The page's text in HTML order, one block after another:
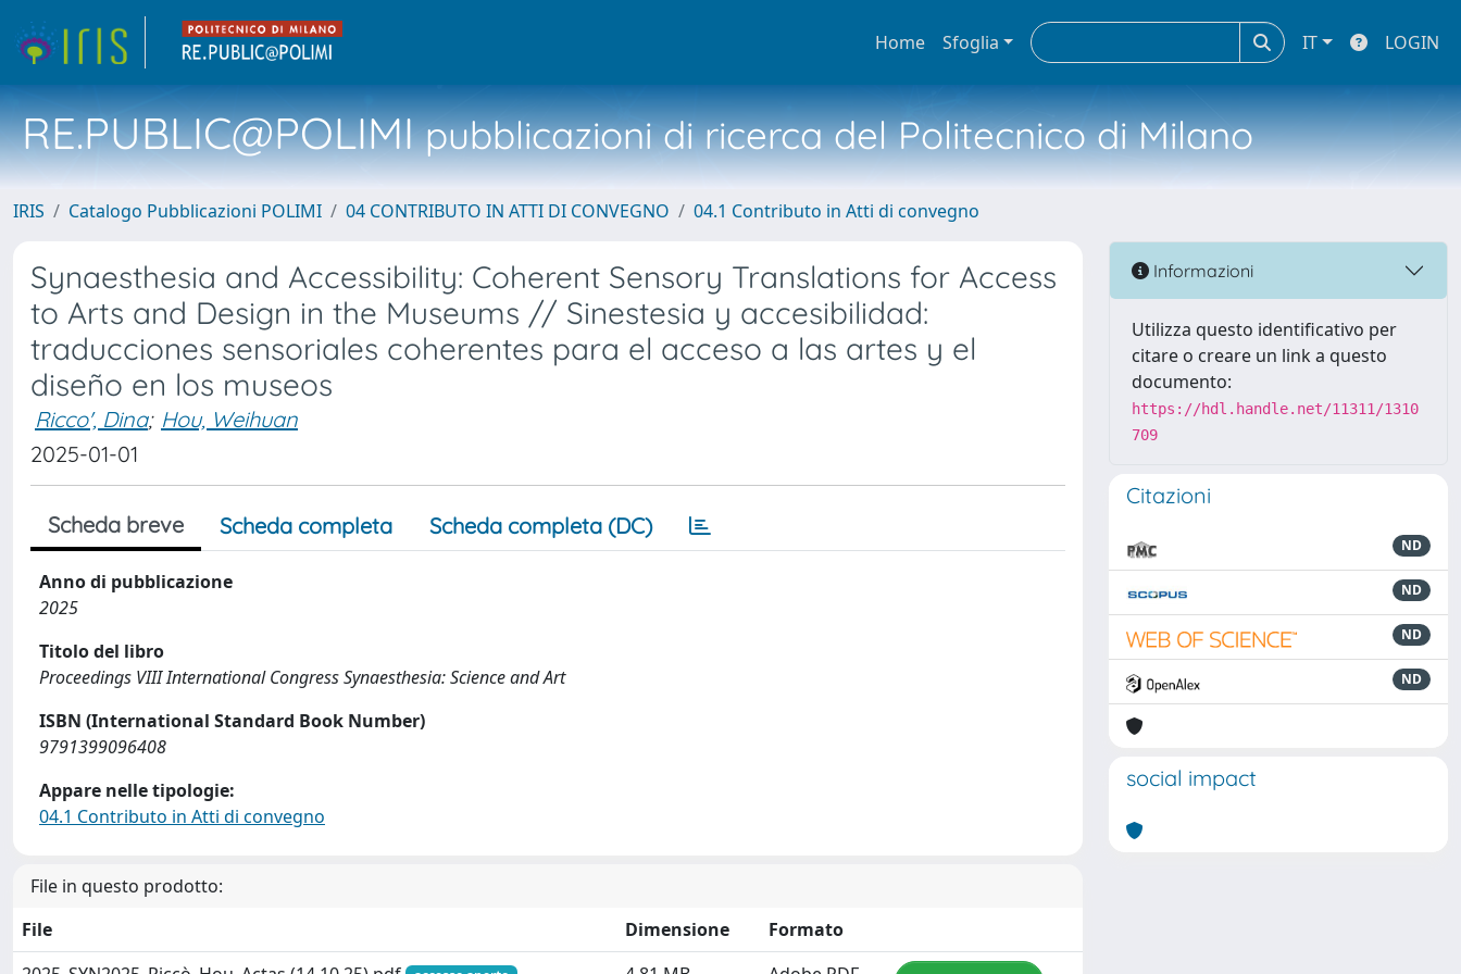
Home Sfoglia IT LOGIN
RE.PUBLIC@POLIMIpubblicazioni di ricerca del Politecnico di Milano
IRIS Catalogo Pubblicazioni POLIMI 04 CONTRIBUTO IN ATTI DI CONVEGNO 04.1 Contributo in Atti di convegno
Synaesthesia and Accessibility: Coherent Sensory Translations for Access
to Arts and Design in the Museums // Sinestesia y accesibilidad:
traducciones sensoriales coherentes para el acceso a las artes y el
diseño en los museos
Ricco', Dina; Hou, Weihuan
2025-01-01
Scheda breve Scheda completa Scheda completa (DC)
Anno di pubblicazione
2025
Titolo del libro
Proceedings VIII International Congress Synaesthesia: Science and Art
ISBN (International Standard Book Number)
9791399096408
Appare nelle tipologie:
04.1 Contributo in Atti di convegno
File in questo prodotto:
File
Dimensione
Formato
Informazioni
Utilizza questo identificativo per
citare o creare un link a questo
documento:
https://hdl.handle.net/11311/1310
709
Citazioni
ND
ND
ND
ND
social impact